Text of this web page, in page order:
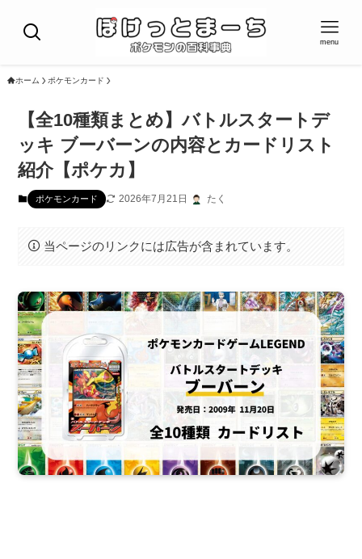
menu
ホーム ポケモンカード
【全10種類まとめ】バトルスタートデ
ッキ ブーバーンの内容とカードリスト
紹介【ポケカ】
ポケモンカード 2026年7月21日 たく
当ページのリンクには広告が含まれています。